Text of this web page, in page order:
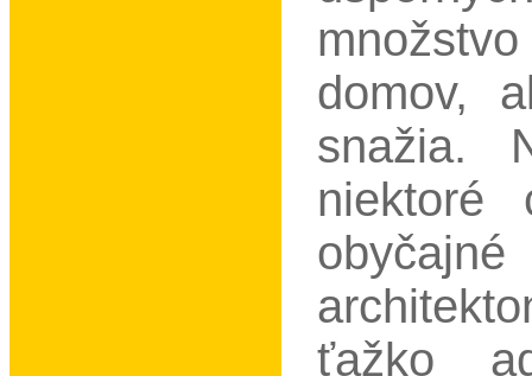
domov,
snažia.
niektoré
ťažko